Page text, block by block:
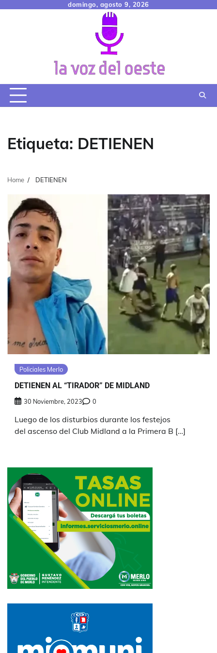
domingo, agosto 9, 2026
Etiqueta: DETIENEN
Home DETIENEN
Policiales Merlo
DETIENEN AL “TIRADOR” DE MIDLAND
30 Noviembre, 2023 0
Luego de los disturbios durante los festejos
del ascenso del Club Midland a la Primera B […]